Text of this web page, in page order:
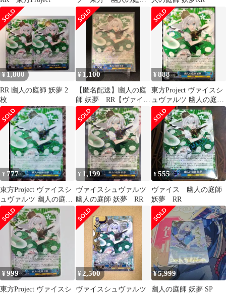
師 妖夢 RR
¥1,800
RR 幽人の庭師 妖夢 2
枚
¥ 1,100
【匿名配送】幽人の庭
師 妖夢 RR【ヴァイス
シュバルツ】
¥888
東方Project ヴァイスシ
ュヴァルツ 幽人の庭師
妖夢 RR
¥ 777
東方Project ヴァイスシ
ュヴァルツ 幽人の庭
師 妖夢 RR
¥ 1,199
ヴァイスシュヴァルツ
幽人の庭師 妖夢 RR
¥555
ヴァイス 幽人の庭師
妖夢 RR
¥999
東方Project ヴァイスシ
¥ 2,500
ヴァイスシュヴァルツ
¥5,999
幽人の庭師 妖夢 SP